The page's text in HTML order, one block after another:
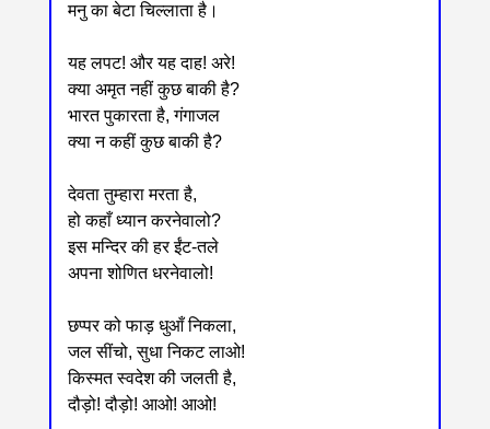
मनु का बेटा चिल्लाता है।
यह लपट! और यह दाह! अरे!
क्या अमृत नहीं कुछ बाकी है?
भारत पुकारता है, गंगाजल
क्या न कहीं कुछ बाकी है?
देवता तुम्हारा मरता है,
हो कहाँ ध्यान करनेवालो?
इस मन्दिर की हर ईंट-तले
अपना शोणित धरनेवालो!
छप्पर को फाड़ धुआँ निकला,
जल सींचो, सुधा निकट लाओ!
किस्मत स्वदेश की जलती है,
दौड़ो! दौड़ो! आओ! आओ!